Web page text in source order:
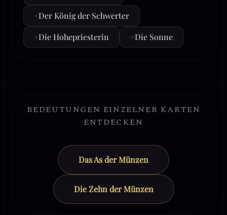
+Der König der Schwerter
+Die Hohepriesterin +Die Sonne
BEDEUTUNGEN EINZELNER KARTEN
ENTDECKEN
Das As der Münzen
Die Zehn der Münzen